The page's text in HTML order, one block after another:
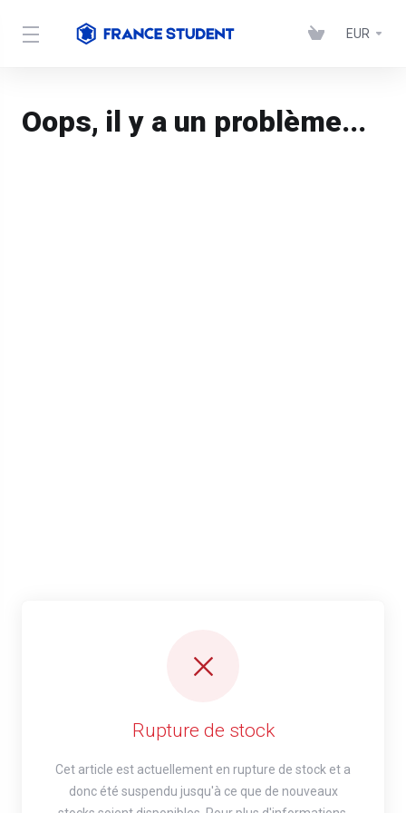
EUR
Oops, il y a un problème...
Rupture de stock
Cet article est actuellement en rupture de stock et a
donc été suspendu jusqu'à ce que de nouveaux